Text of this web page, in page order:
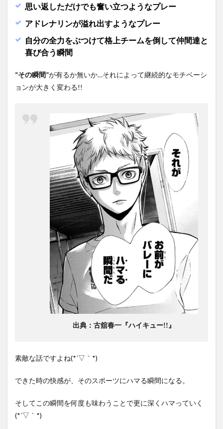
思い返しただけでも奮い立つようなプレー
アドレナリンが溢れ出すようなプレー
自分の全力をぶつけて格上チームを倒して仲間達と
喜び合う瞬間
“その瞬間”が有るか無いか…それによって継続的なモチベーシ
ョンが大きく変わる!!
出典：古舘春一『ハイキュー!!』
素敵な話ですよね(*´▽｀*)
できた時の快感が、そのスポーツにハマる瞬間になる。
そしてこの瞬間を何度も味わうことで更に深くハマっていく
(*´▽｀*)